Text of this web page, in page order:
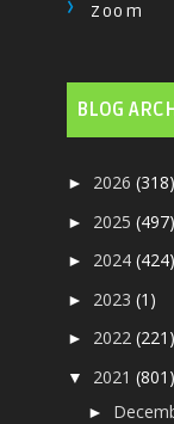
Zoom
BLOG
► 2026(318)
► 2025(497)
► 2024(424)
► 2023(1)
► 2022(221)
▼ 2021(801)
►